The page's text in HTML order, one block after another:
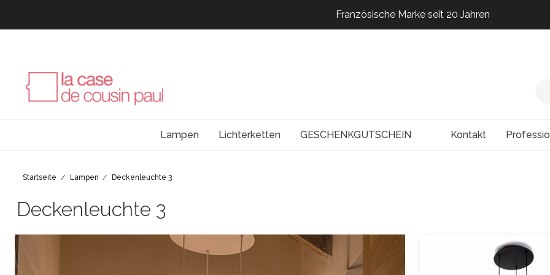
Französische Marke seit 20 Jahren
Französische Marke seit 20 Jahren
Lampen Lichterketten GESCHENKGUTSCHEIN Kontakt
Startseite Lampen Deckenleuchte 3
Deckenleuchte 3